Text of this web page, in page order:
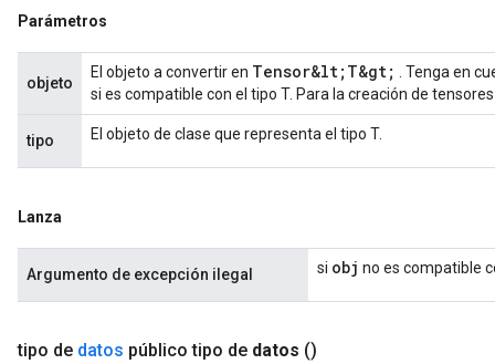
Parámetros
objeto
El objeto a convertir en Tensor&lt;T&gt;
. Tenga en
si es compatible con el tipo T. Para la creación de
tipo El objeto de clase que representa el tipo T.
Lanza
Argumento de excepción ilegal si obj no es compatible
tipo de datos público tipo de datos ()